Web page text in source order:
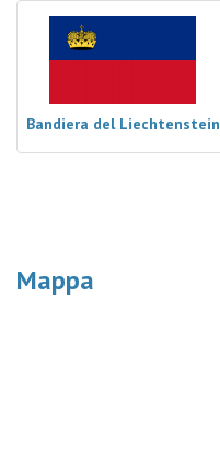
Bandiera del Liechtenstein
Mappa